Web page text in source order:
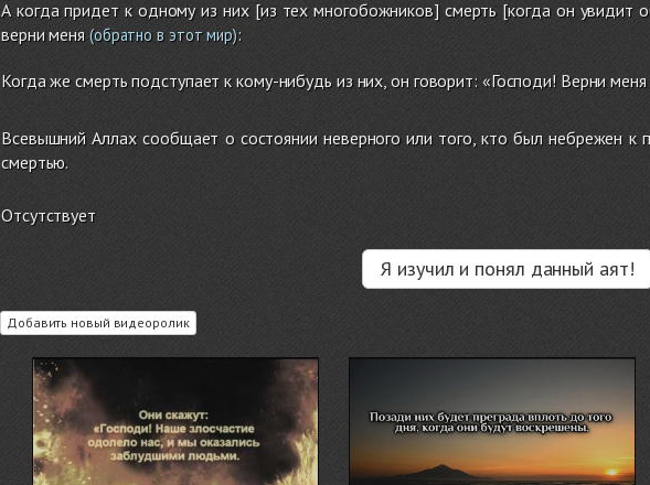
А когда придет к одному из них [из тех многобожников] смерть [когда он увидит
верни меня (обратно в этот мир):
Когда же смерть подступает к кому-нибудь из них, он говорит: «Господи! Верни
Всевышний Аллах сообщает о состоянии неверного или того, кто был небрежен к
смертью.
Отсутствует
Я изучил и понял данный аят!
Добавить новый видеоролик